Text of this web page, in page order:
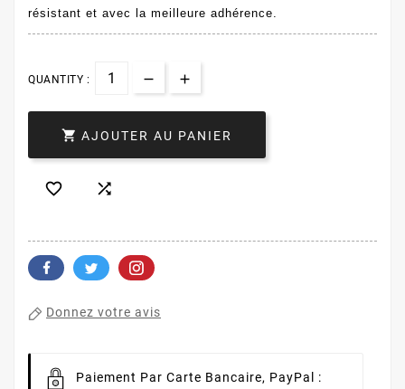
résistant et avec la meilleure adhérence.
QUANTITY :
 AJOUTER AU PANIER
 
Donnez votre avis
Paiement Par Carte Bancaire, PayPal :